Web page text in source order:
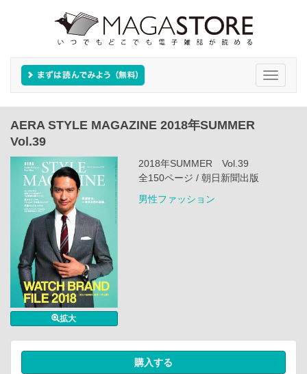
Toggle
AERA STYLE MAGAZINE 2018年SUMMER
Vol.39
拡大
2018年SUMMER Vol.39
全150ページ / 朝日新聞出版
男性ファッション
購入する